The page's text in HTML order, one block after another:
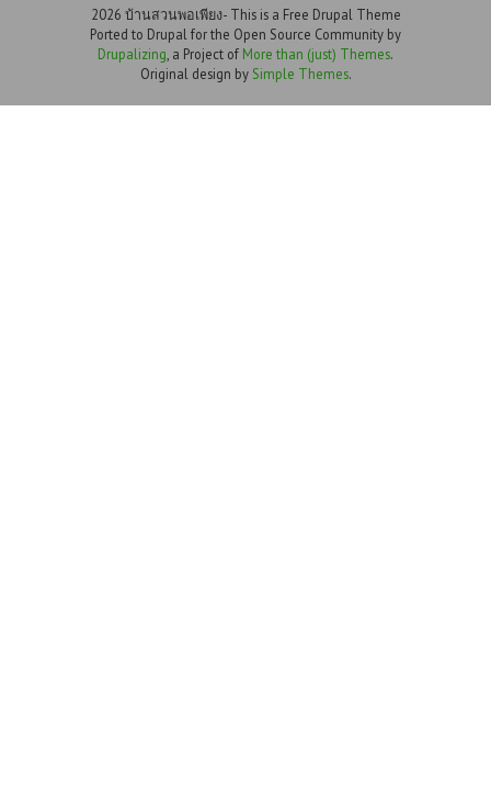
2026 บ้านสวนพอเพียง- This is a Free Drupal Theme
Ported to Drupal for the Open Source Community by
Drupalizing , a Project of More than (just) Themes.
Original design by Simple Themes.